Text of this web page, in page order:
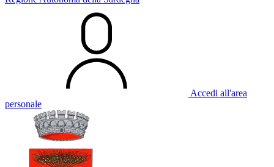
Accedi all'area
personale